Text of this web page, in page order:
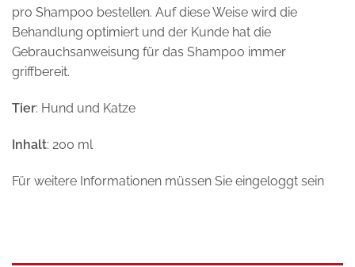
pro Shampoo bestellen. Auf diese Weise wird die
Behandlung optimiert und der Kunde hat die
Gebrauchsanweisung für das Shampoo immer
griffbereit.
Tier: Hund und Katze
Inhalt: 200 ml
Für weitere Informationen müssen Sie eingeloggt sein